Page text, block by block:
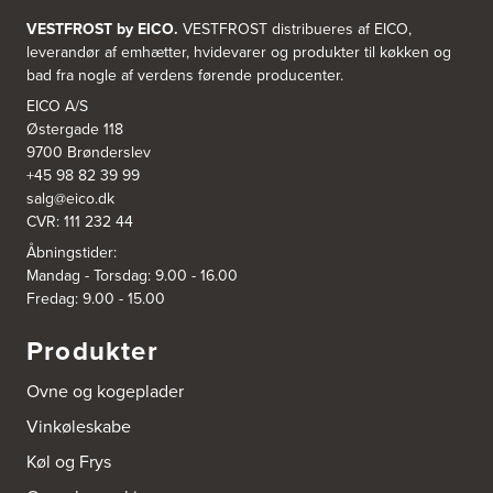
3831: Power Rødovre
Rødovre Centrum 90
2610 Rødovre
https://www.power.dk/butik/power-roedovre/s-3831/
3832: Power Slagelse
Japanvej 8
4200 Slagelse
https://www.power.dk/butik/power-slagelse/s-3832/
3836: Power Frederikshavn
Grønlandsvej 22
9900 Frederikshavn
3841: Power Haderslev
Nordhavnsvej 2
6100 Haderslev
VESTFROST by EICO. VESTFROST distribueres af EICO,
leverandør af emhætter, hvidevarer og produkter til køkken og
bad fra nogle af verdens førende producenter.
EICO A/S
Østergade 118
9700 Brønderslev
+45 98 82 39 99
salg@eico.dk
CVR: 111 232 44
Åbningstider:
Mandag - Torsdag: 9.00 - 16.00
Fredag: 9.00 - 15.00
Produkter
Ovne og kogeplader
Vinkøleskabe
Køl og Frys